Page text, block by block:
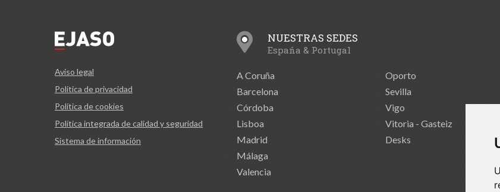
Aviso legal
Política de privacidad
Política de cookies
Política integrada de calidad y seguridad
Sistema de información
NUESTRAS SEDES
España & Portugal
A Coruña
Barcelona
Córdoba
Lisboa
Madrid
Málaga
Valencia
Oporto
Sevilla
Vigo
Vitoria - Gasteiz
Desks